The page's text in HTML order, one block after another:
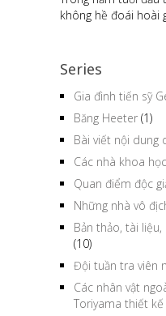
không hề đoái hoài
Series
Gia đình tiến sỹ
Băng Heeter (1)
Bài viết nội dung
Các nhà khoa
Quan điểm độc
Những nhà vô
Bản thảo, tài
(10)
Đội tuần tra viên
Các nhân vật
Toriyama thiết kế